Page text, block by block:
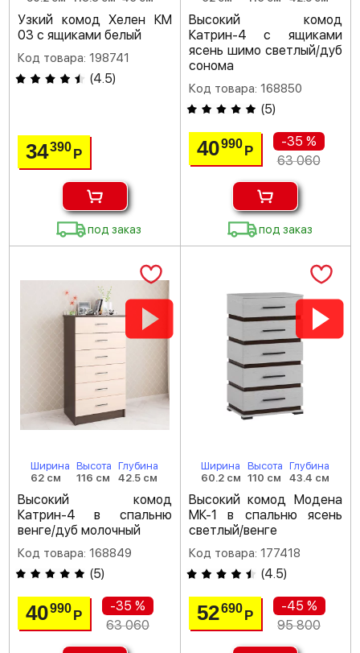
Узкий комод Хелен КМ
03 с ящиками белый
Код товара: 198741
(4.5)
34390Р
под заказ
Высокий комод
Катрин-4 с ящиками
ясень шимо светлый/дуб
сонома
Код товара: 168850
(5)
40990 Р
-35 %
63 060
под заказ
Ширина
62 см
Высота
116 см
Глубина
42.5 см
Высокий комод
Катрин-4 в спальню
венге/дуб молочный
Код товара: 168849
(5)
40990Р
-35 %
63 060
Ширина
60.2 см
Высота
110 см
Глубина
43.4 см
Высокий комод Модена
МК-1 в спальню ясень
светлый/венге
Код товара: 177418
(4.5)
52690 Р
-45 %
95 800